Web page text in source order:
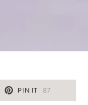
PIN IT 87